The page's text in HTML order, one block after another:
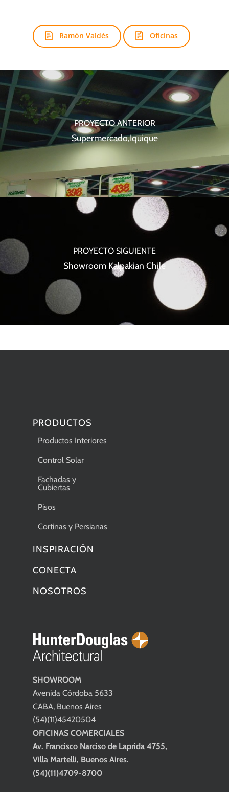
Ramón Valdés Oficinas
PROYECTO ANTERIOR
Supermercado,Iquique
PROYECTO SIGUIENTE
Showroom Kalpakian Chile
SHOWROOM
Avenida Córdoba 5633
CABA, Buenos Aires
(54)(11)45420504
OFICINAS COMERCIALES
Av. Francisco Narciso de Laprida 4755,
Villa Martelli, Buenos Aires.
(54)(11)4709-8700
PRODUCTOS
Productos Interiores
Control Solar
Fachadas y
Cubiertas
Pisos
Cortinas y Persianas
INSPIRACIÓN
CONECTA
NOSOTROS